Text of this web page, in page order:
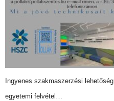
Ingyenes szakmaszerzési
egyetemi felvétel…